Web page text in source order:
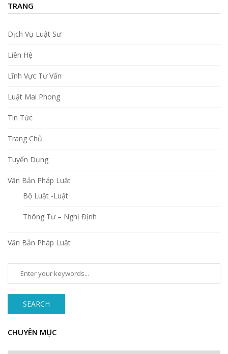
TRANG
Dịch Vụ Luật Sư
Liên Hệ
Lĩnh Vực Tư Vấn
Luật Mai Phong
Tin Tức
Trang Chủ
Tuyển Dụng
Văn Bản Pháp Luật
Bộ Luật -Luật
Thông Tư – Nghị Định
Văn Bản Pháp Luật
SEARCH
CHUYÊN MỤC